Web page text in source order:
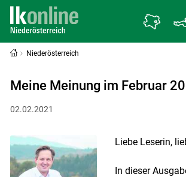
Niederösterreich
Meine Meinung im Februar
02.02.2021
Liebe Leserin,
In dieser